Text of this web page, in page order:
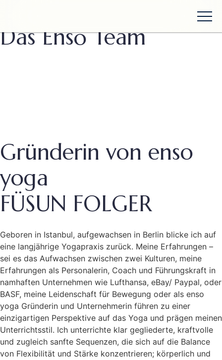
Das Ensō Team
Gründerin von enso
yoga
FÜSUN FOLGER
Geboren in Istanbul, aufgewachsen in Berlin blicke ich auf
eine langjährige Yogapraxis zurück. Meine Erfahrungen –
sei es das Aufwachsen zwischen zwei Kulturen, meine
Erfahrungen als Personalerin, Coach und Führungskraft in
namhaften Unternehmen wie Lufthansa, eBay/ Paypal, oder
BASF, meine Leidenschaft für Bewegung oder als enso
yoga Gründerin und Unternehmerin führen zu einer
einzigartigen Perspektive auf das Yoga und prägen meinen
Unterrichtsstil. Ich unterrichte klar gegliederte, kraftvolle
und zugleich sanfte Sequenzen, die sich auf die Balance
von Flexibilität und Stärke konzentrieren; körperlich und